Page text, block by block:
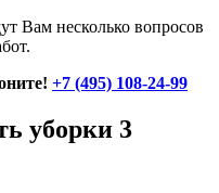
Вам несколько вопросов
+7 (495) 108-24-99
уборки 3